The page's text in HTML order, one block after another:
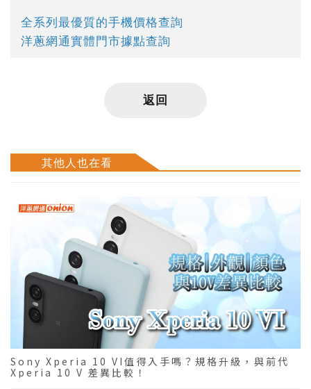
全系列最優質的手機價格查詢
洋蔥網通實體門市據點查詢
返回
其他人也在看
Sony Xperia 10 VI值得入手嗎？規格升級，與前代
Xperia 10 V 差異比較！